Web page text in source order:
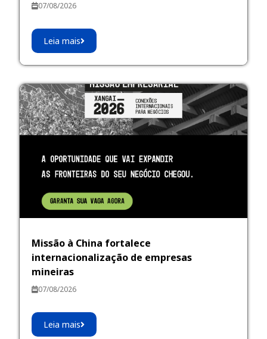
07/08/2026
Leia mais
Missão à China fortalece
internacionalização de empresas
mineiras
07/08/2026
Leia mais